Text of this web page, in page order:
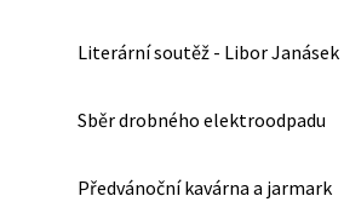
Literární soutěž - Libor Janásek
Sběr drobného elektroodpadu
Předvánoční kavárna a jarmark